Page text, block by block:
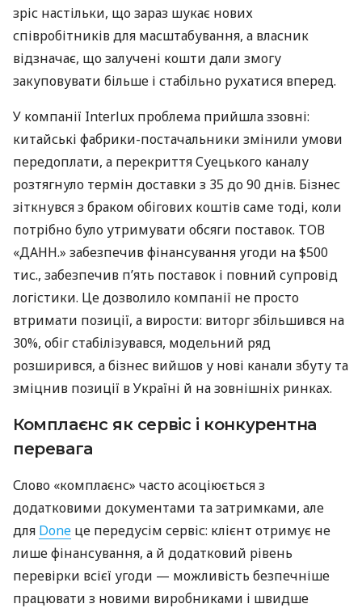
зріс настільки, що зараз шукає нових
співробітників для масштабування, а власник
відзначає, що залучені кошти дали змогу
закуповувати більше і стабільно рухатися вперед.
У компанії Interlux проблема прийшла ззовні:
китайські фабрики-постачальники змінили умови
передоплати, а перекриття Суецького каналу
розтягнуло термін доставки з 35 до 90 днів. Бізнес
зіткнувся з браком обігових коштів саме тоді, коли
потрібно було утримувати обсяги поставок. ТОВ
«ДАНН.» забезпечив фінансування угоди на $500
тис., забезпечив п’ять поставок і повний супровід
логістики. Це дозволило компанії не просто
втримати позиції, а вирости: виторг збільшився на
30%, обіг стабілізувався, модельний ряд
розширився, а бізнес вийшов у нові канали збуту та
зміцнив позиції в Україні й на зовнішніх ринках.
Комплаєнс як сервіс і конкурентна
перевага
Слово «комплаєнс» часто асоціюється з
додатковими документами та затримками, але
для Done це передусім сервіс: клієнт отримує не
лише фінансування, а й додатковий рівень
перевірки всієї угоди — можливість безпечніше
працювати з новими виробниками і швидше